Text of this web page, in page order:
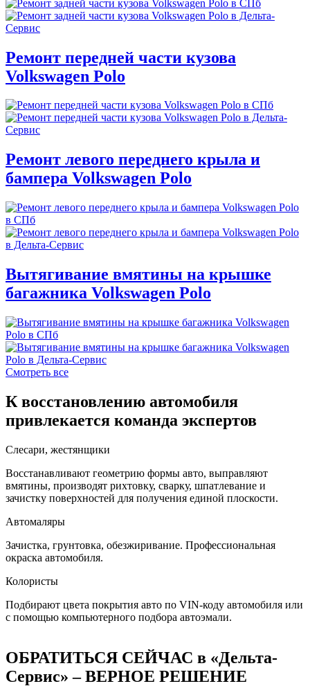
Ремонт передней части кузова
Volkswagen Polo
Ремонт левого переднего крыла и
бампера Volkswagen Polo
Вытягивание вмятины на крышке
багажника Volkswagen Polo
Смотреть все
К восстановлению автомобиля
привлекается команда экспертов
Слесари, жестянщики
Восстанавливают геометрию формы авто, выправляют
вмятины, производят рихтовку, сварку, шпатлевание и
зачистку поверхностей для получения единой плоскости.
Автомаляры
Зачистка, грунтовка, обезжиривание. Профессиональная
окраска автомобиля.
Колористы
Подбирают цвета покрытия авто по VIN-коду автомобиля или
с помощью компьютерного подбора автоэмали.
ОБРАТИТЬСЯ СЕЙЧАС в «Дельта-
Сервис» – ВЕРНОЕ РЕШЕНИЕ